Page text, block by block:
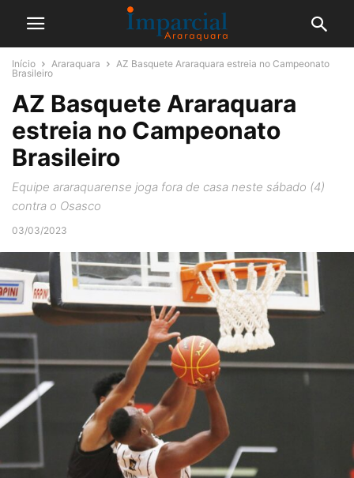
Início Araraquara
AZ Basquete Araraquara estreia no Campeonato
Brasileiro
AZ Basquete Araraquara
estreia no Campeonato
Brasileiro
Equipe araraquarense joga fora de casa neste sábado (4)
contra o Osasco
03/03/2023